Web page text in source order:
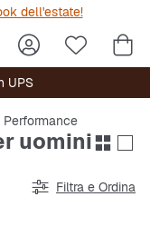
dell'estate!
UPS
Performance
uomini
Filtra e Ordina